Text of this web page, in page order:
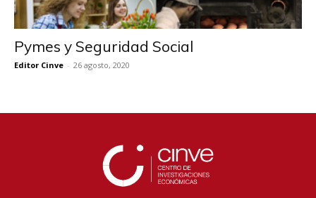
Pymes y Seguridad Social
Editor Cinve - 26 agosto, 2020